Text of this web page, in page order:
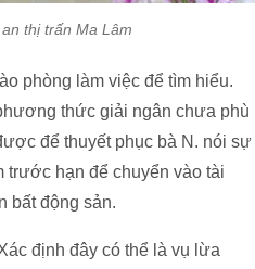
thị trấn Ma Lâm
phòng làm việc để tìm hiểu.
thức giải ngân chưa phù
để thuyết phục bà N. nói sự
trước hạn để chuyển vào tài
bất động sản.
định đây có thể là vụ lừa